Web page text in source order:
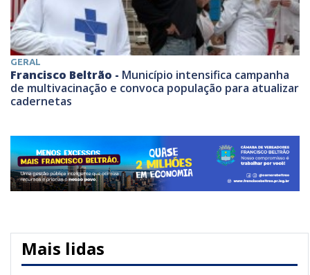
GERAL
Francisco Beltrão - Município intensifica campanha
de multivacinação e convoca população para atualizar
cadernetas
Mais lidas